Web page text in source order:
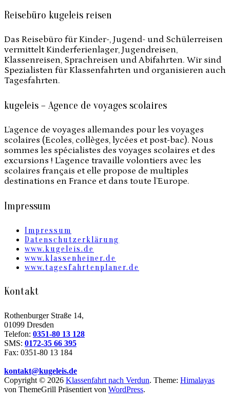
Reisebüro kugeleis reisen
Das Reisebüro für Kinder-, Jugend- und Schülerreisen
vermittelt Kinderferienlager, Jugendreisen,
Klassenreisen, Sprachreisen und Abifahrten. Wir sind
Spezialisten für Klassenfahrten und organisieren auch
Tagesfahrten.
kugeleis – Agence de voyages scolaires
L’agence de voyages allemandes pour les voyages
scolaires (Ecoles, collèges, lycées et post-bac). Nous
sommes les spécialistes des voyages scolaires et des
excursions ! L’agence travaille volontiers avec les
scolaires français et elle propose de multiples
destinations en France et dans toute l’Europe.
Impressum
Impressum
Datenschutzerklärung
www.kugeleis.de
www.klassenheiner.de
www.tagesfahrtenplaner.de
Kontakt
Rothenburger Straße 14,
01099 Dresden
Telefon: 0351-80 13 128
SMS: 0172-35 66 395
Fax: 0351-80 13 184
kontakt@kugeleis.de
Copyright © 2026 Klassenfahrt nach Verdun. Theme: Himalayas
von ThemeGrill Präsentiert von WordPress.